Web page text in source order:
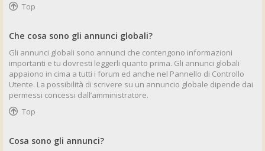
Top
Che cosa sono gli annunci globali?
Gli annunci globali sono annunci che contengono informazioni
importanti e tu dovresti leggerli quanto prima. Gli annunci globali
appaiono in cima a tutti i forum ed anche nel Pannello di Controllo
Utente. La possibilità di scrivere su un annuncio globale dipende dai
permessi concessi dall’amministratore.
Top
Cosa sono gli annunci?